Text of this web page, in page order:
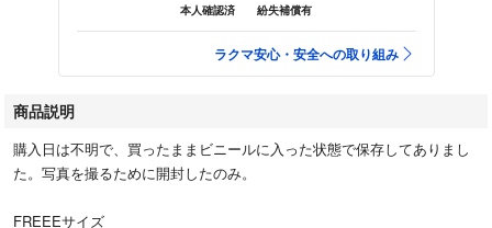
本人確認済 紛失補償有
ラクマ安心・安全への取り組み
商品説明
購入日は不明で、買ったままビニールに入った状態で保存してありまし
た。写真を撮るために開封したのみ。
FREEEサイズ